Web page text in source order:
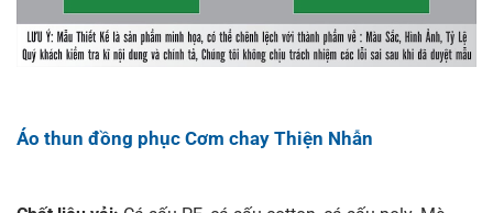
Áo thun đồng phục Cơm chay Thiện Nhẫn